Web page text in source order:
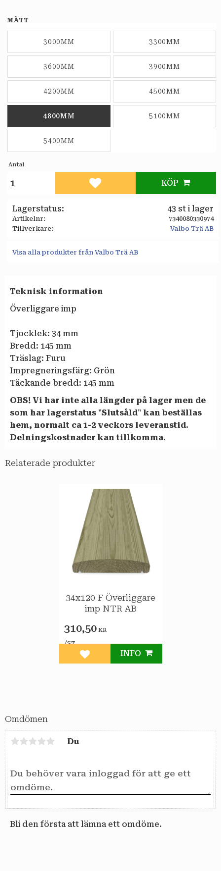
MÅTT
3000MM 3300MM
3600MM 3900MM
4200MM 4500MM
4800MM 5100MM
5400MM
Antal
KÖP
Lägg till i favoriter
Lagerstatus 43 st i lager
Artikelnr
7340080330974
Tillverkare
Valbo Trä AB
Visa alla produkter från Valbo Trä AB
Teknisk information
Överliggare imp
Tjocklek: 34 mm
Bredd: 145 mm
Träslag: Furu
Impregneringsfärg: Grön
Täckande bredd: 145 mm
OBS! Vi har inte alla längder på lager men de
som har lagerstatus "Slutsåld" kan beställas
hem, normalt ca 1-2 veckors leveranstid.
Delningskostnader kan tillkomma.
Omdömen
Du
Bli den första att lämna ett omdöme.
Relaterade produkter
34x120 F Överliggare
imp NTR AB
310,50KR
/ST
Lägg till i favoriter
INFO